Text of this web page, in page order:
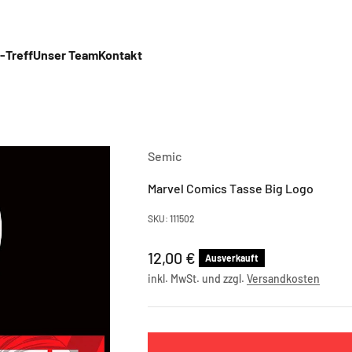
TreffUnser TeamKontakt
Semic
Marvel Comics Tasse Big Logo
SKU: 111502
Angebot
12,00 € Ausverkauft
inkl. MwSt. und zzgl. Versandkosten